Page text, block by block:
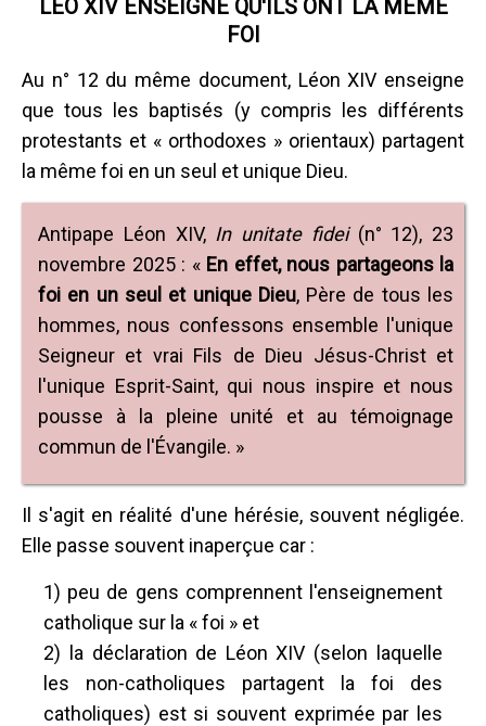
LEO XIV ENSEIGNE QU'ILS ONT LA MÊME
FOI
Au n° 12 du même document, Léon XIV enseigne
que tous les baptisés (y compris les différents
protestants et « orthodoxes » orientaux) partagent
la même foi en un seul et unique Dieu.
Antipape Léon XIV, In unitate fidei(n° 12), 23
novembre 2025 : « En effet, nous partageons la
foi en un seul et unique Dieu, Père de tous les
hommes, nous confessons ensemble l'unique
Seigneur et vrai Fils de Dieu Jésus-Christ et
l'unique Esprit-Saint, qui nous inspire et nous
pousse à la pleine unité et au témoignage
commun de l'Évangile. »
Il s'agit en réalité d'une hérésie, souvent négligée.
Elle passe souvent inaperçue car :
1) peu de gens comprennent l'enseignement
catholique sur la « foi » et
2) la déclaration de Léon XIV (selon laquelle
les non-catholiques partagent la foi des
catholiques) est si souvent exprimée par les